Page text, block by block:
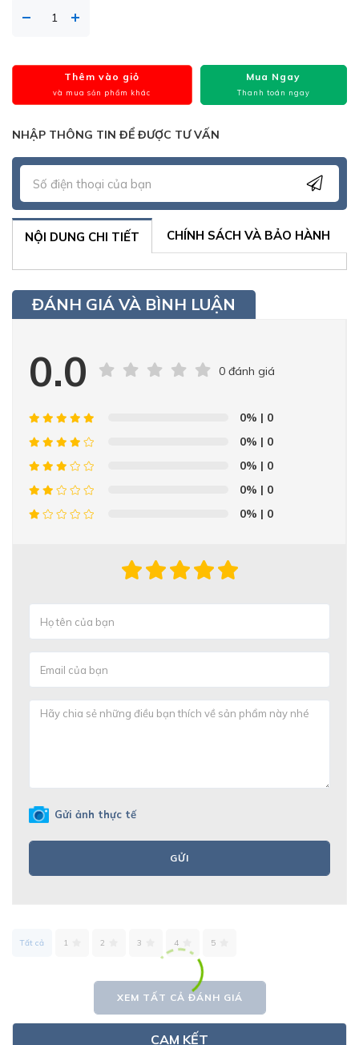
Thêm vào giỏ
và mua sản phẩm khác
Mua Ngay
Thanh toán ngay
NHẬP THÔNG TIN ĐỂ ĐƯỢC TƯ VẤN
NỘI DUNG CHI TIẾT CHÍNH SÁCH VÀ BẢO HÀNH
ĐÁNH GIÁ VÀ BÌNH LUẬN
0.0 0 đánh giá
0% | 0
0% | 0
0% | 0
0% | 0
0% | 0
Gửi ảnh thực tế
GỬI
Tất cả 1 2 3 4 5
XEM TẤT CẢ ĐÁNH GIÁ
CAM KẾT